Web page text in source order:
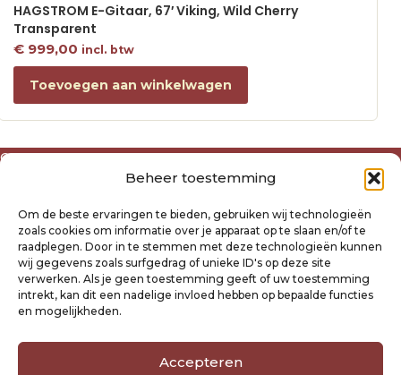
Beheer toestemming
Om de beste ervaringen te bieden, gebruiken wij technologieën
zoals cookies om informatie over je apparaat op te slaan en/of te
raadplegen. Door in te stemmen met deze technologieën kunnen
wij gegevens zoals surfgedrag of unieke ID's op deze site
verwerken. Als je geen toestemming geeft of uw toestemming
intrekt, kan dit een nadelige invloed hebben op bepaalde functies
en mogelijkheden.
Accepteren
HAGSTROM E-Gitaar, 67′ Viking, Wild Cherry
Transparent
€999,00 incl. btw
Toevoegen aan winkelwagen
Over ons
Algemene voorwaarden
Privacyverklaring Raysland
Cookiebeleid
Mijn account
Klantenservice
Verzending- en retourbeleid